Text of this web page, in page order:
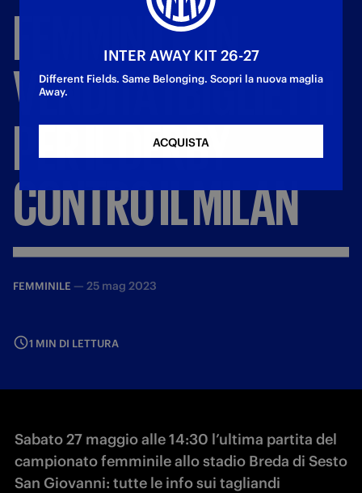
FEMMINILE,IN
VENDITAIBIGLIETTI
PERILDERBY
CONTROILMILAN
FEMMINILE — 25 mag 2023
1 MIN DI LETTURA
Sabato 27 maggio alle 14:30 l’ultima partita del
campionato femminile allo stadio Breda di Sesto
San Giovanni: tutte le info sui tagliandi
INTER AWAY KIT 26-27
Different Fields. Same Belonging. Scopri la nuova maglia
Away.
ACQUISTA